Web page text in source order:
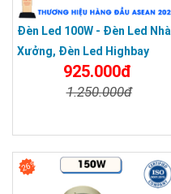
Đèn Led 100W - Đèn Led Nhà
Xưởng, Đèn Led Highbay
925.000đ
1.250.000đ
26%